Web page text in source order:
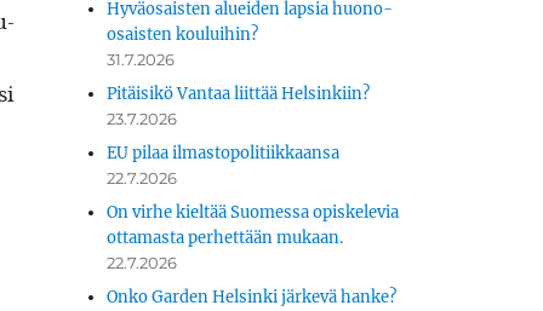
Hyväosaisten alueiden lapsia huono-
osaisten kouluihin?
31.7.2026
Pitäisikö Vantaa liittää Helsinkiin?
23.7.2026
EU pilaa ilmastopolitiikkaansa
22.7.2026
On virhe kieltää Suomessa opiskelevia
ottamasta perhettään mukaan.
22.7.2026
Onko Garden Helsinki järkevä hanke?